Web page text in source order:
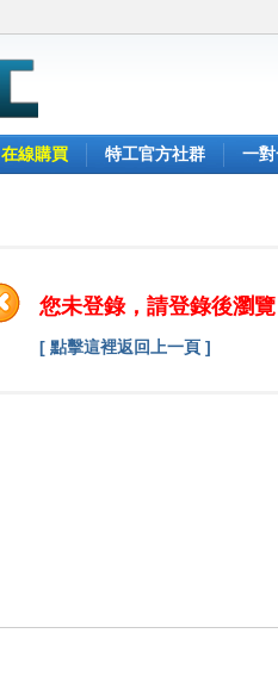
在線購買 特工官方社群 一
您未登錄，請登錄後瀏
[ 點擊這裡返回上一頁 ]